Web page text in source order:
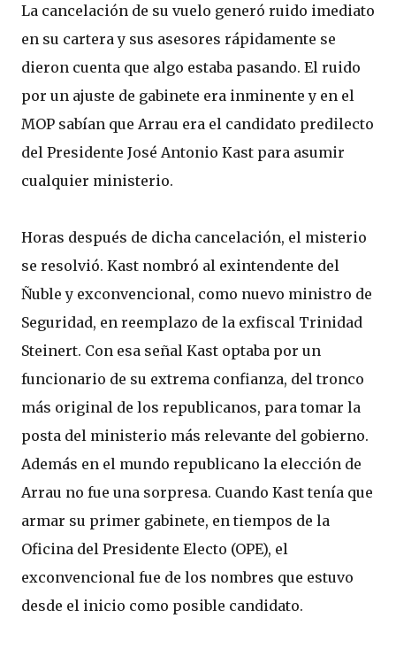
La cancelación de su vuelo generó ruido imediato
en su cartera y sus asesores rápidamente se
dieron cuenta que algo estaba pasando. El ruido
por un ajuste de gabinete era inminente y en el
MOP sabían que Arrau era el candidato predilecto
del Presidente José Antonio Kast para asumir
cualquier ministerio.
Horas después de dicha cancelación, el misterio
se resolvió. Kast nombró al exintendente del
Ñuble y exconvencional, como nuevo ministro de
Seguridad, en reemplazo de la exfiscal Trinidad
Steinert. Con esa señal Kast optaba por un
funcionario de su extrema confianza, del tronco
más original de los republicanos, para tomar la
posta del ministerio más relevante del gobierno.
Además en el mundo republicano la elección de
Arrau no fue una sorpresa. Cuando Kast tenía que
armar su primer gabinete, en tiempos de la
Oficina del Presidente Electo (OPE), el
exconvencional fue de los nombres que estuvo
desde el inicio como posible candidato.